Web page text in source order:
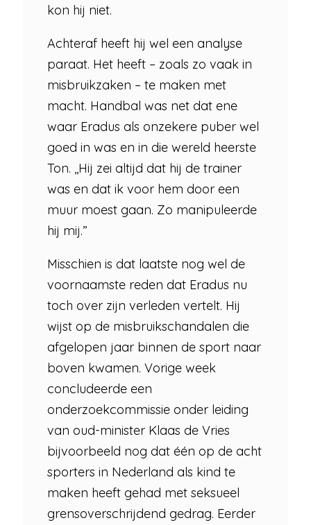
kon hij niet.
Achteraf heeft hij wel een analyse
paraat. Het heeft – zoals zo vaak in
misbruikzaken – te maken met
macht. Handbal was net dat ene
waar Eradus als onzekere puber wel
goed in was en in die wereld heerste
Ton. ,,Hij zei altijd dat hij de trainer
was en dat ik voor hem door een
muur moest gaan. Zo manipuleerde
hij mij.”
Misschien is dat laatste nog wel de
voornaamste reden dat Eradus nu
toch over zijn verleden vertelt. Hij
wijst op de misbruikschandalen die
afgelopen jaar binnen de sport naar
boven kwamen. Vorige week
concludeerde een
onderzoekcommissie onder leiding
van oud-minister Klaas de Vries
bijvoorbeeld nog dat één op de acht
sporters in Nederland als kind te
maken heeft gehad met seksueel
grensoverschrijdend gedrag. Eerder